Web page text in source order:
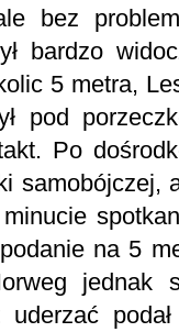
bez
bardzo
5 metra,
pod
Po
samobójczej,
na 5
jednak